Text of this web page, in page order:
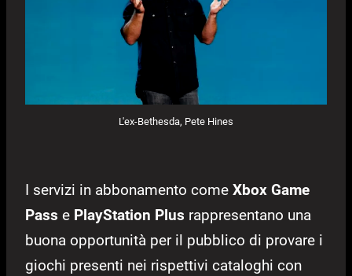
L'ex-Bethesda, Pete Hines
I servizi in abbonamento come Xbox Game
Pass e PlayStation Plus rappresentano una
buona opportunità per il pubblico di provare i
giochi presenti nei rispettivi cataloghi con